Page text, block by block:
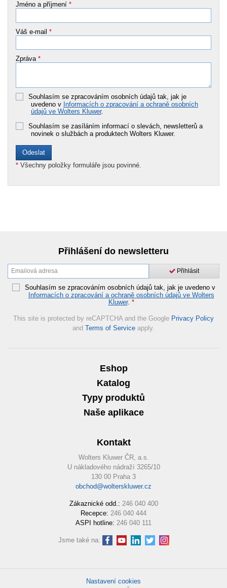
Jméno a příjmení *
Váš e-mail *
Zpráva *
Souhlasím se zpracováním osobních údajů tak, jak je
uvedeno v Informacích o zpracování a ochraně osobních
údajů ve Wolters Kluwer.
Souhlasím se zasíláním informací o slevách, newsletterů a
novinek o službách a produktech Wolters Kluwer.
* Všechny položky formuláře jsou povinné.
Přihlášení do newsletteru
Přihlásit
Souhlasím se zpracováním osobních údajů tak, jak je uvedeno v
Informacích o zpracování a ochraně osobních údajů ve Wolters
Kluwer. *
This site is protected by reCAPTCHA and the Google Privacy Policy
and Terms of Service apply.
Eshop
Katalog
Typy produktů
Naše aplikace
Kontakt
Wolters Kluwer ČR, a.s.
U nákladového nádraží 3265/10
130 00 Praha 3
obchod@wolterskluwer.cz
Zákaznické odd.: 246 040 400
Recepce: 246 040 444
ASPI hotline: 246 040 111
Jsme také na:
Nastavení cookies